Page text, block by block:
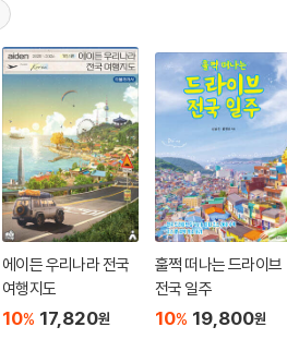
에이든 우리나라 전국
여행지도
10% 17,820원
훌쩍 떠나는 드라이브
전국 일주
10% 19,800원